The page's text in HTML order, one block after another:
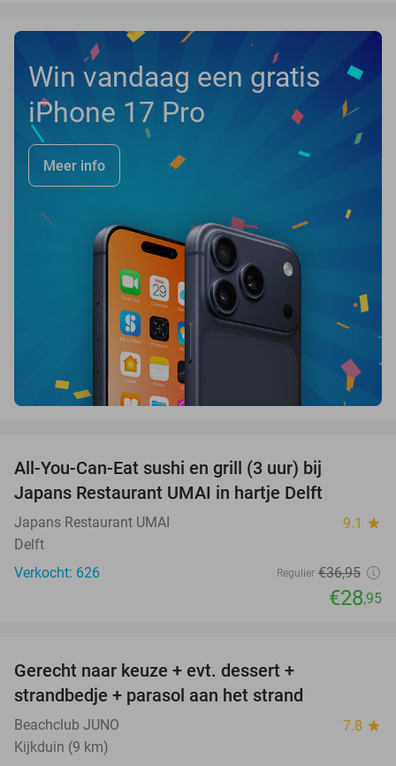
Win vandaag een gratis
iPhone 17 Pro
Meer info
All-You-Can-Eat sushi en grill (3 uur) bij
Japans Restaurant UMAI in hartje Delft
Japans Restaurant UMAI 9.1 star
Delft
Verkocht: 626
Regulier €36,95
€28,95
Gerecht naar keuze + evt. dessert +
strandbedje + parasol aan het strand
Beachclub JUNO 7.8 star
Kijkduin (9 km)